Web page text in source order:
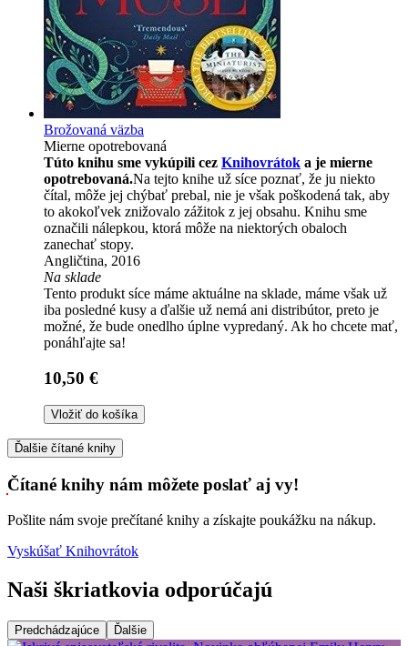
Brožovaná väzba
Mierne opotrebovaná
Túto knihu sme vykúpili cez Knihovrátok a je mierne
opotrebovaná.Na tejto knihe už síce poznať, že ju niekto
čítal, môže jej chýbať prebal, nie je však poškodená tak, aby
to akokoľvek znižovalo zážitok z jej obsahu. Knihu sme
označili nálepkou, ktorá môže na niektorých obaloch
zanechať stopy.
Angličtina, 2016
Na sklade
Tento produkt síce máme aktuálne na sklade, máme však už
iba posledné kusy a ďalšie už nemá ani distribútor, preto je
možné, že bude onedlho úplne vypredaný. Ak ho chcete mať,
ponáhľajte sa!
10,50 €
Vložiť do košíka
Ďalšie čítané knihy
Čítané knihy nám môžete poslať aj vy!
Pošlite nám svoje prečítané knihy a získajte poukážku na nákup.
Vyskúšať Knihovrátok
Naši škriatkovia odporúčajú
Predchádzajúce Ďalšie